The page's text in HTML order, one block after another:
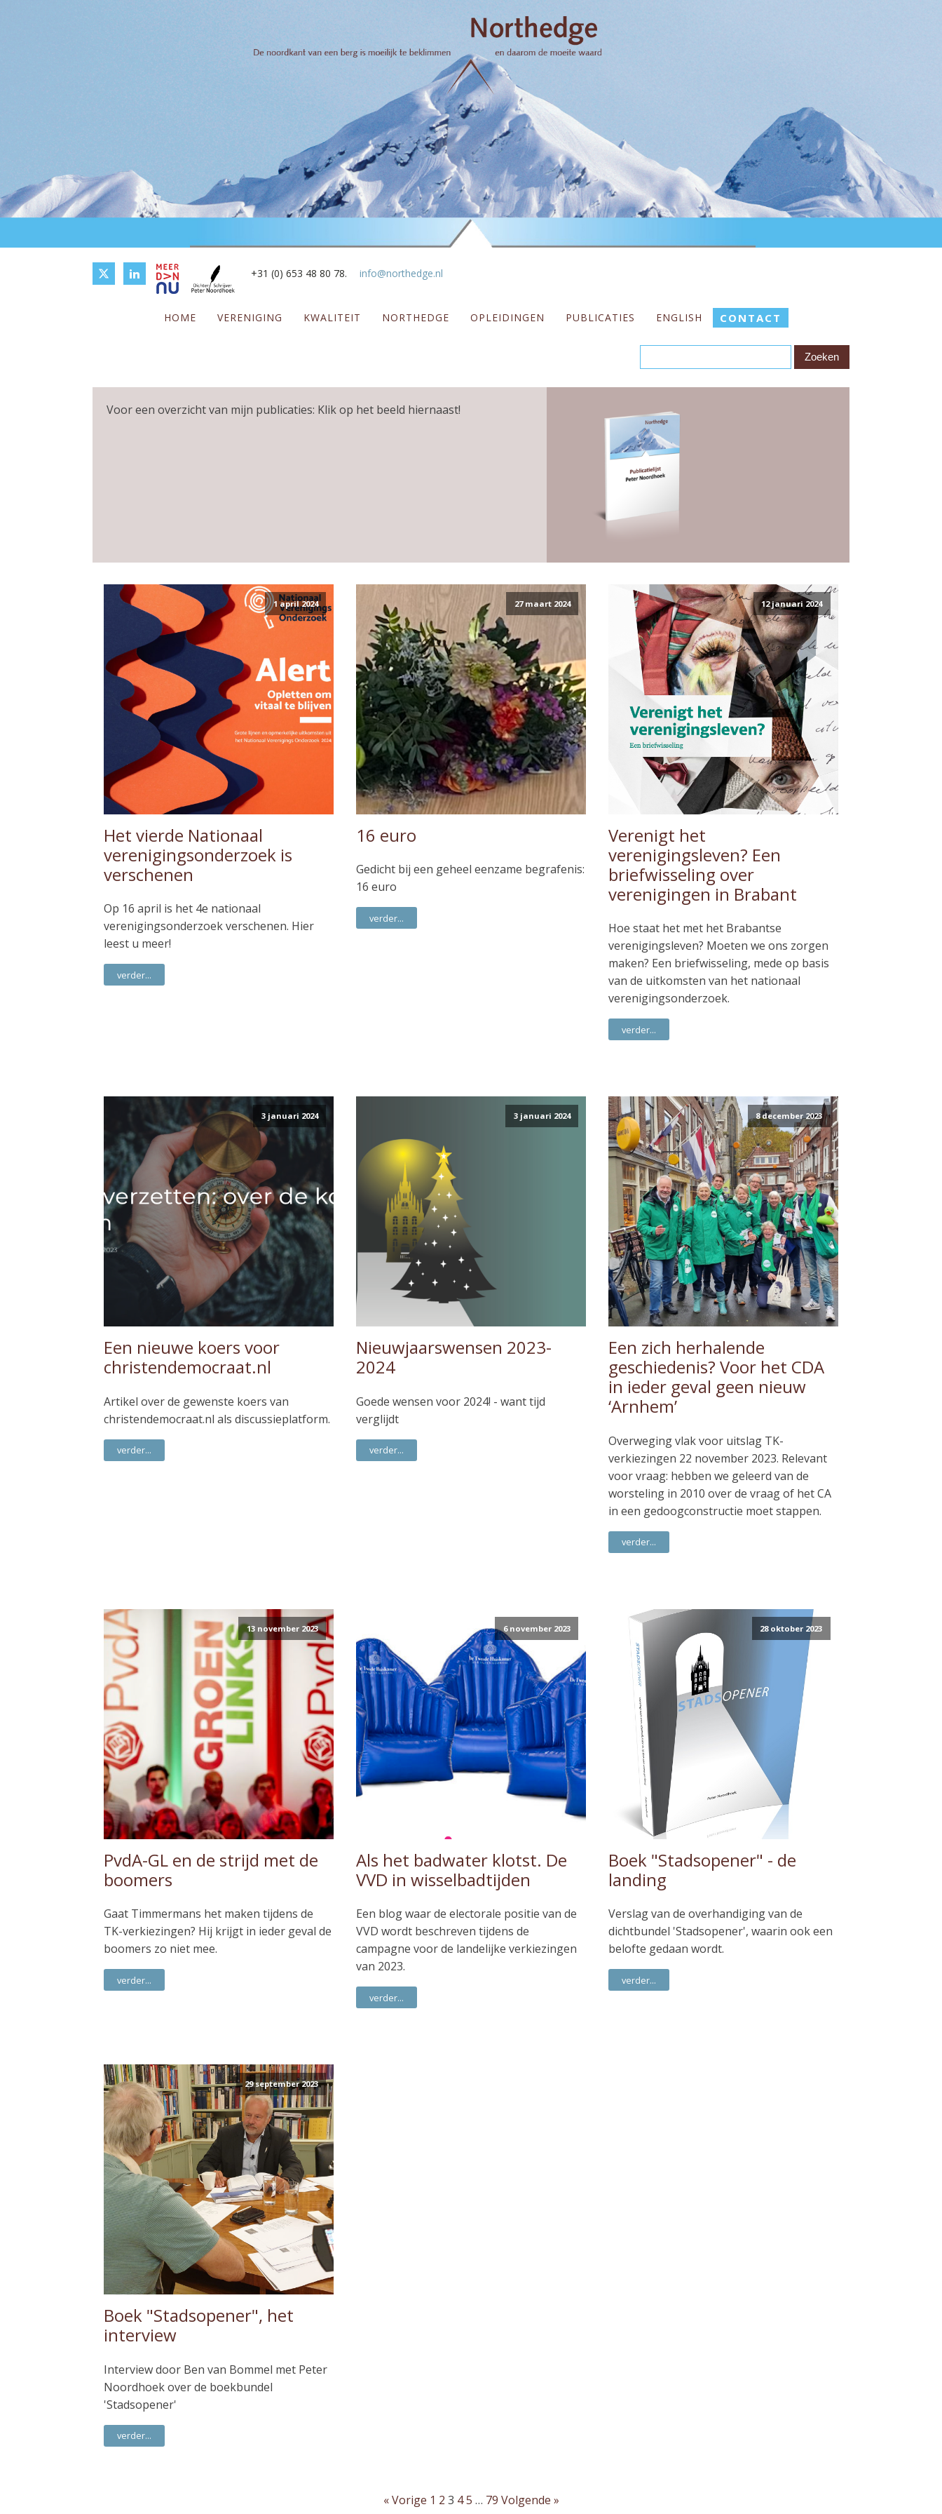
+31 (0) 653 48 80 78. info@northedge.nl
HOME VERENIGING KWALITEIT NORTHEDGE OPLEIDINGEN PUBLICATIES ENGLISH CONTACT
Voor een overzicht van mijn publicaties: Klik op het beeld hiernaast!
1 april 2024
Het vierde Nationaal
verenigingsonderzoek is
verschenen
Op 16 april is het 4e nationaal
verenigingsonderzoek verschenen. Hier
leest u meer!
verder...
27 maart 2024
16 euro
Gedicht bij een geheel eenzame begrafenis:
16 euro
verder...
12 januari 2024
Verenigt het
verenigingsleven? Een
briefwisseling over
verenigingen in Brabant
Hoe staat het met het Brabantse
verenigingsleven? Moeten we ons zorgen
maken? Een briefwisseling, mede op basis
van de uitkomsten van het nationaal
verenigingsonderzoek.
verder...
3 januari 2024
Een nieuwe koers voor
christendemocraat.nl
Artikel over de gewenste koers van
christendemocraat.nl als discussieplatform.
verder...
3 januari 2024
Nieuwjaarswensen 2023-
2024
Goede wensen voor 2024! - want tijd
verglijdt
verder...
8 december 2023
Een zich herhalende
geschiedenis? Voor het CDA
in ieder geval geen nieuw
‘Arnhem’
Overweging vlak voor uitslag TK-
verkiezingen 22 november 2023. Relevant
voor vraag: hebben we geleerd van de
worsteling in 2010 over de vraag of het CA
in een gedoogconstructie moet stappen.
verder...
13 november 2023
PvdA-GL en de strijd met de
boomers
Gaat Timmermans het maken tijdens de
TK-verkiezingen? Hij krijgt in ieder geval de
boomers zo niet mee.
verder...
6 november 2023
Als het badwater klotst. De
VVD in wisselbadtijden
Een blog waar de electorale positie van de
VVD wordt beschreven tijdens de
campagne voor de landelijke verkiezingen
van 2023.
verder...
28 oktober 2023
Boek "Stadsopener" - de
landing
Verslag van de overhandiging van de
dichtbundel 'Stadsopener', waarin ook een
belofte gedaan wordt.
verder...
29 september 2023
Boek "Stadsopener", het
interview
Interview door Ben van Bommel met Peter
Noordhoek over de boekbundel
'Stadsopener'
verder...
« Vorige 1 2 3 4 5 … 79 Volgende »